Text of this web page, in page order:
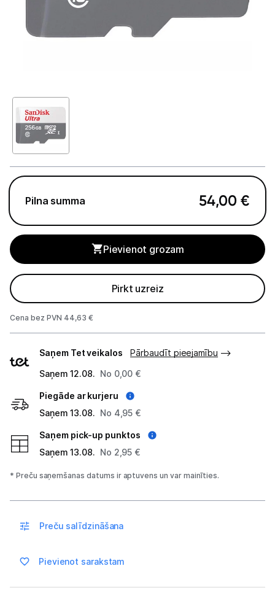
GAMING pasaule >
Portatīvie datori un piederumi
Spēļu konsoles un piederumi
Datu nesēji
Ārējie cietie diski
USB zibatmiņas
Projektori un ekrāni
Tīkla iekārtas
Biroja piederumi
Telefoni un aksesuāri
Mobilie telefoni un viedtālruņi
Atmiņas kartes
Pilna summa 54,00 €
Pievienot grozam
Pirkt uzreiz
Cena bez PVN 44,63 €
veidi
Saņem Tet veikalos
Pārbaudīt pieejamību
Saņem 12.08. No 0,00 €
Piegāde ar kurjeru
Saņem 13.08. No 4,95 €
Saņem pick-up punktos
Saņem 13.08. No 2,95 €
* Preču saņemšanas datums ir aptuvens un var mainīties.
Preču salīdzināšana
Pievienot sarakstam